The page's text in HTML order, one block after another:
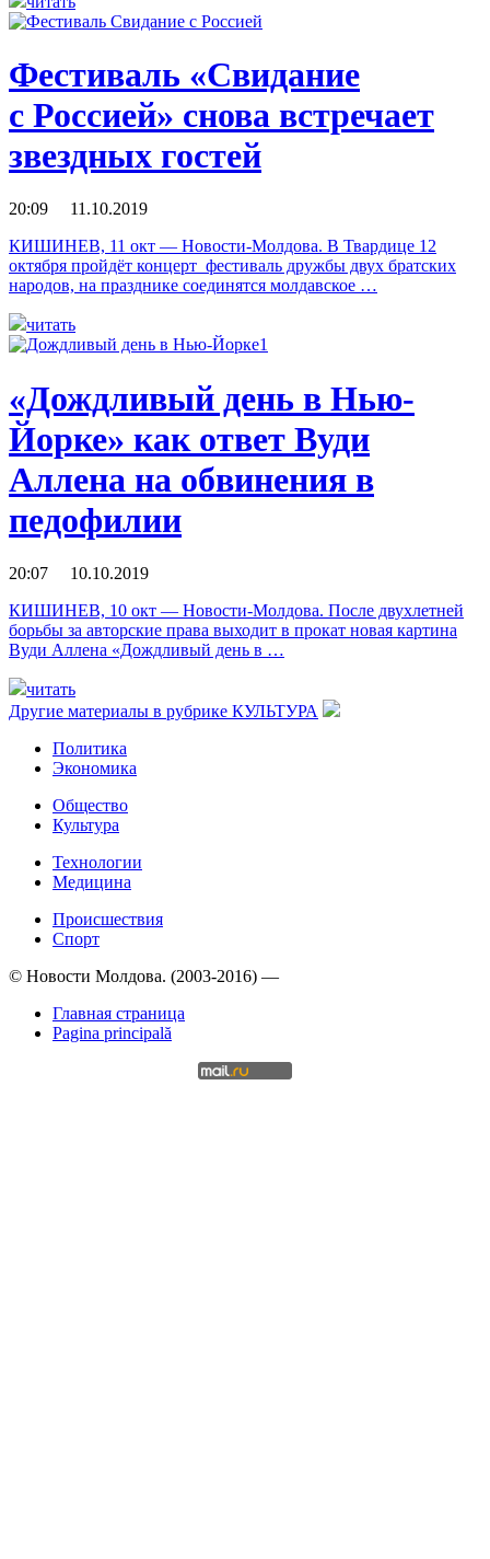
Фестиваль «Свидание
с Россией» снова встречает
звездных гостей
20:09 11.10.2019
КИШИНЕВ, 11 окт — Новости-Молдова. В Твардице 12
октября пройдёт концерт фестиваль дружбы двух братских
народов, на празднике соединятся молдавское …
читать
«Дождливый день в Нью-
Йорке» как ответ Вуди
Аллена на обвинения в
педофилии
20:07 10.10.2019
КИШИНЕВ, 10 окт — Новости-Молдова. После двухлетней
борьбы за авторские права выходит в прокат новая картина
Вуди Аллена «Дождливый день в …
читать
Другие материалы в рубрике КУЛЬТУРА
Политика
Экономика
Общество
Культура
Технологии
Медицина
Происшествия
Спорт
© Новости Молдова. (2003-2016) —
Главная страница
Pagina principală